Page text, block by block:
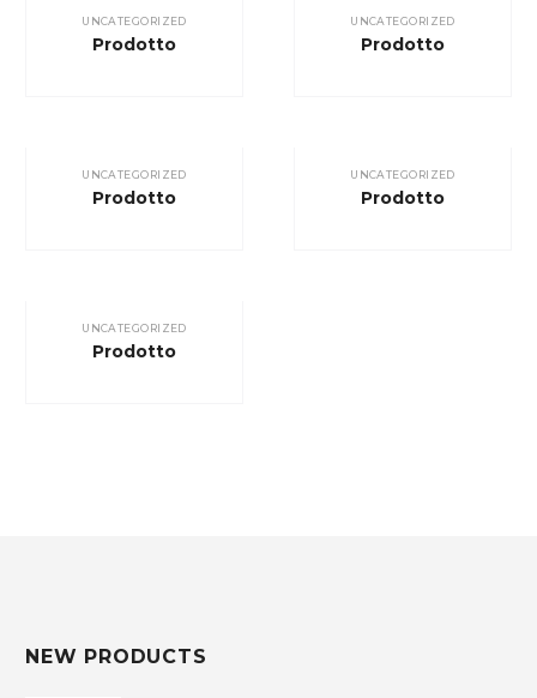
UNCATEGORIZED
Prodotto
UNCATEGORIZED
Prodotto
UNCATEGORIZED
Prodotto
UNCATEGORIZED
Prodotto
UNCATEGORIZED
Prodotto
NEW PRODUCTS